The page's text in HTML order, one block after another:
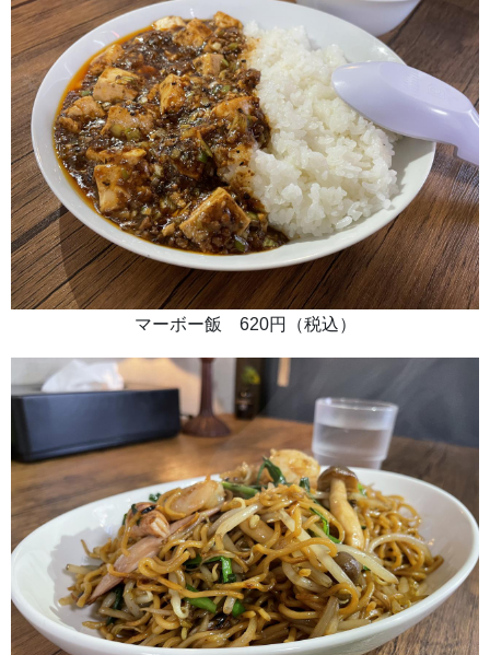
マーボー飯 620円（税込）